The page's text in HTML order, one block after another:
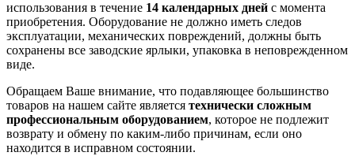
использования в течение 14 календарных дней с момента
приобретения. Оборудование не должно иметь следов
эксплуатации, механических повреждений, должны быть
сохранены все заводские ярлыки, упаковка в неповрежденном
виде.
Обращаем Ваше внимание, что подавляющее большинство
товаров на нашем сайте является технически сложным
профессиональным оборудованием, которое не подлежит
возврату и обмену по каким-либо причинам, если оно
находится в исправном состоянии.